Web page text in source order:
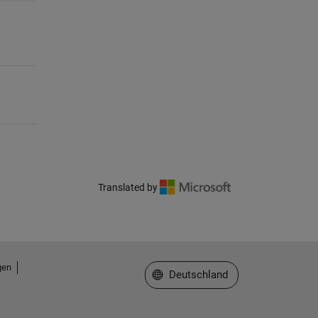
Translated by
Website auswählen
Deutschland